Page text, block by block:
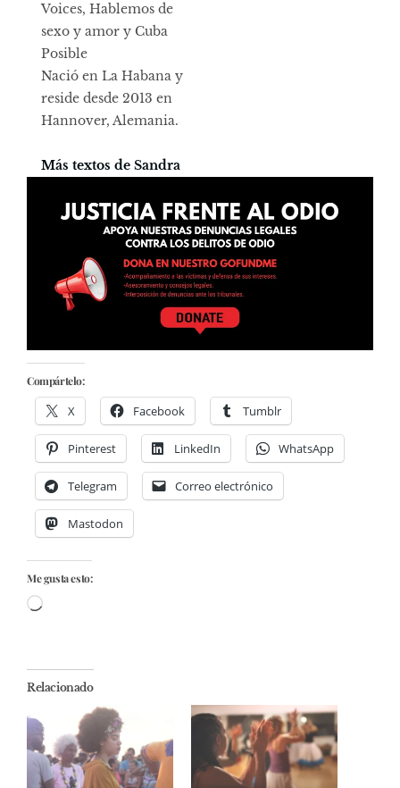
Voices, Hablemos de
sexo y amor y Cuba
Posible
Nació en La Habana y
reside desde 2013 en
Hannover, Alemania.
Más textos de Sandra
Compártelo:
X Facebook Tumblr
Pinterest LinkedIn WhatsApp
Telegram Correo electrónico
Mastodon
Me gusta esto:
Cargando...
Relacionado